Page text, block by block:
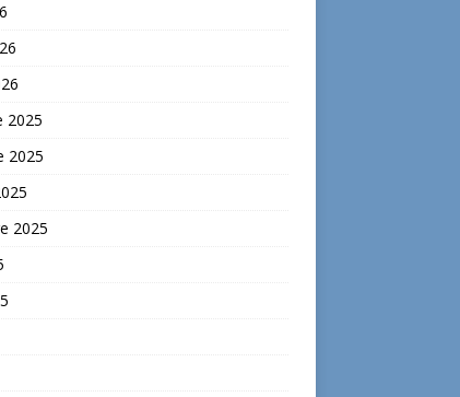
2025
2025
2025